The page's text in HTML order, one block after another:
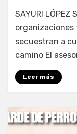
porFernando
SAYURI
secuestran a
camino El
Leer más